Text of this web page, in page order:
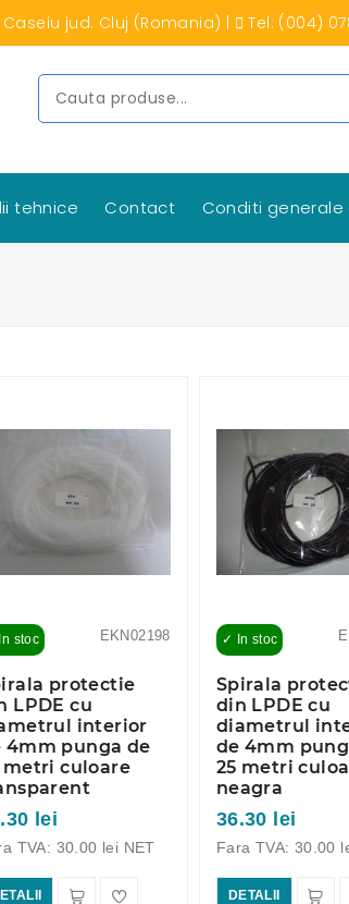
Caseiu jud. Cluj (Romania) Tel: (004)
tehnice Contact Conditi
EKN02198
stoc
protectie
LPDE cu
interior
4mm punga de
metri culoare
lei
TVA: 30.00 lei NET
✓ In stoc
Spirala
din LPDE cu
diametrul
de 4mm
25 metri
neagra
36.30 lei
Fara TVA: 30.00
DETALII